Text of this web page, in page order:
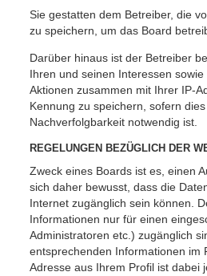
Sie gestatten dem Betreiber, die
zu speichern, um das Board
Darüber hinaus ist der Betreiber
Ihren und seinen Interessen
Aktionen zusammen mit Ihrer IP-
Kennung zu speichern, sofern
Nachverfolgbarkeit notwendig ist.
REGELUNGEN BEZÜGLICH DER
Zweck eines Boards ist es, einen
sich daher bewusst, dass die
Internet zugänglich sein können.
Informationen nur für einen
Administratoren etc.) zugänglich
entsprechenden Informationen im
Adresse aus Ihrem Profil ist dabei